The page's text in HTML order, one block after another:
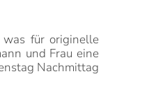
für originelle
und Frau eine
Nachmittag